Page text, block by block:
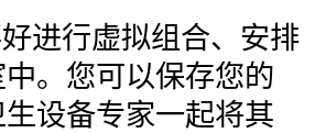
进行虚拟组合、安排
。您可以保存您的
设备专家一起将其